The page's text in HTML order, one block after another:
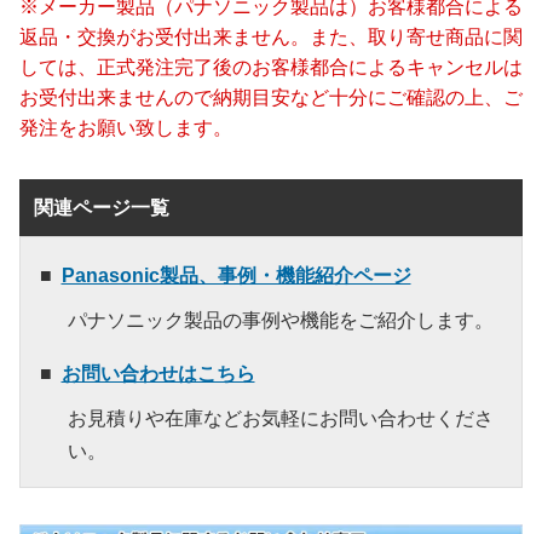
※メーカー製品（パナソニック製品は）お客様都合による
返品・交換がお受付出来ません。また、取り寄せ商品に関
しては、正式発注完了後のお客様都合によるキャンセルは
お受付出来ませんので納期目安など十分にご確認の上、ご
発注をお願い致します。
関連ページ一覧
Panasonic製品、事例・機能紹介ページ
パナソニック製品の事例や機能をご紹介します。
お問い合わせはこちら
お見積りや在庫などお気軽にお問い合わせくださ
い。